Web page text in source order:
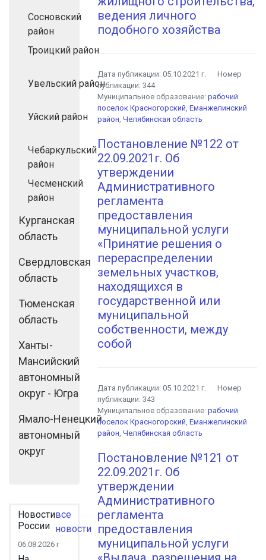
Сосновский
район
Троицкий район
Увельский район
Уйский район
Чебаркульский
район
Чесменский
район
Курганская
область
Свердловская
область
Тюменская
область
Ханты-
Мансийский
автономный
округ - Югра
Ямало-Ненецкий
автономный
округ
Новости
России
все
новости
06.08.2026 г
ведения личного
подобного хозяйства
Дата публикации:05.10.2021 г.
Номер
публикации:344
Муниципальное образование:рабочий
поселок Красногорский,Еманжелинский
район,Челябинская область
Постановление №122 от
22.09.2021г.​ Об
утверждении
Административного
регламента​ ​ ​
предоставления​
муниципальной услуги
«Принятие решения о
перераспределении
земельных участков,
находящихся в
государственной или
муниципальной
собственности, между
собой
Дата публикации:05.10.2021 г.
Номер
публикации:343
Муниципальное образование:рабочий
поселок Красногорский,Еманжелинский
район,Челябинская область
Постановление №121 от
22.09.2021г. Об
утверждении
Административного
регламента​ ​ ​
предоставления​
муниципальной​ услуги​